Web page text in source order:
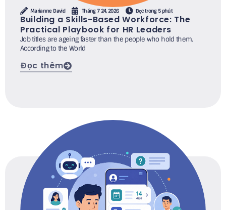
Marianne David Tháng 7 24, 2026 Đọc trong 5 phút
Building a Skills-Based Workforce: The
Practical Playbook for HR Leaders
Job titles are ageing faster than the people who hold them.
According to the World
Đọc thêm